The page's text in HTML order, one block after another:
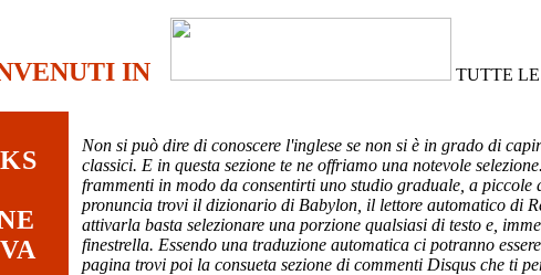
IN TUTTE
Non si può dire di conoscere l'inglese se non si è in grado di
classici. E in questa sezione te ne offriamo una notevole
frammenti in modo da consentirti uno studio graduale, a
pronuncia trovi il dizionario di Babylon, il lettore automatico di
attivarla basta selezionare una porzione qualsiasi di testo e,
finestrella. Essendo una traduzione automatica ci potranno
pagina trovi poi la consueta sezione di commenti Disqus che ti